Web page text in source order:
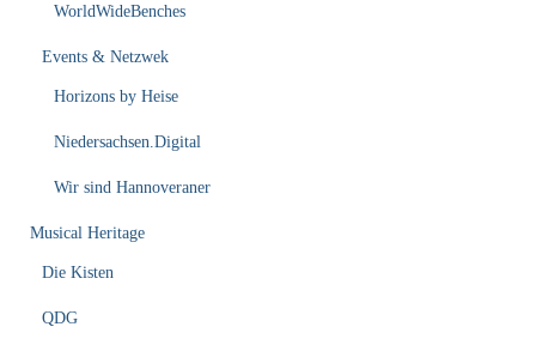
WorldWideBenches
Events & Netzwek
Horizons by Heise
Niedersachsen.Digital
Wir sind Hannoveraner
Musical Heritage
Die Kisten
QDG